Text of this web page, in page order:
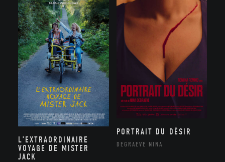
L’EXTRAORDINAIRE
VOYAGE DE MISTER
JACK
PORTRAIT DU DÉSIR
DEGRAEVE NINA